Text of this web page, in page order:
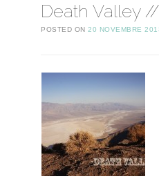
Death Valley
POSTED ON20 NOVEMBRE